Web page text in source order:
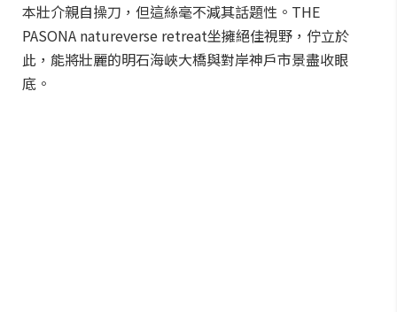
本壯介親自操刀，但這絲毫不減其話題性。THE
PASONA natureverse retreat坐擁絕佳視野，佇立於
此，能將壯麗的明石海峽大橋與對岸神戶市景盡收眼
底。